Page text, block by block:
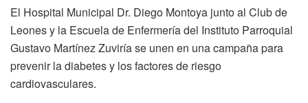
El Hospital Municipal Dr. Diego Montoya junto al Club de
Leones y la Escuela de Enfermería del Instituto Parroquial
Gustavo Martínez Zuviría se unen en una campaña para
prevenir la diabetes y los factores de riesgo
cardiovasculares.